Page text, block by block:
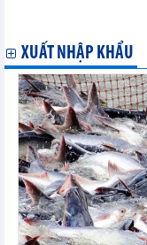
XUẤT NHẬP KHẨU